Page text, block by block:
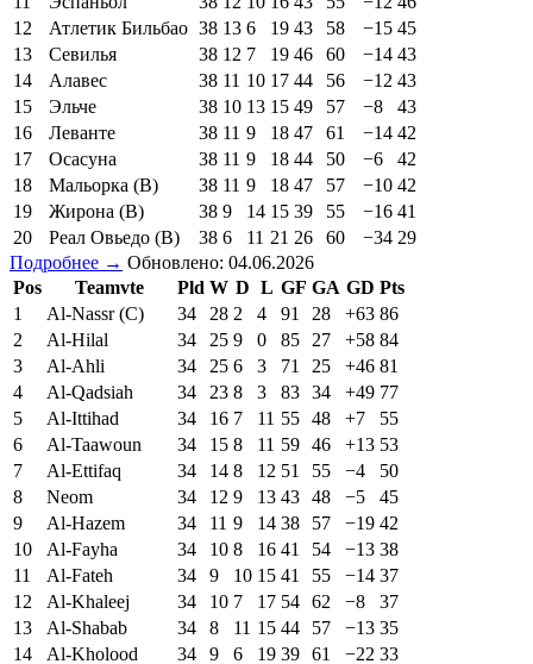
12
Атлетик Бильбао 38 13 6 19 43 58 −15 45
13
Севилья 38 12 7 19 46 60 −14 43
14
Алавес 38 11 10 17 44 56 −12 43
15
Эльче 38 10 13 15 49 57 −8
43
16
Леванте 38 11 9 18 47 61 −14 42
17
Осасуна 38 11 9 18 44 50 −6
42
18
Мальорка (В) 38 11 9 18 47 57 −10 42
19
Жирона (В) 38 9 14 15 39 55 −16 41
20
Реал Овьедо (В) 38 6 11 21 26 60 −34 29
Подробнее → Обновлено: 04.06.2026
Pos
Teamvte Pld W D L GF GA GD Pts
1
Al-Nassr (C) 34 28 2 4 91 28 +63 86
2
Al-Hilal 34 25 9 0 85 27 +58 84
3
Al-Ahli 34 25 6 3 71 25 +46 81
4
Al-Qadsiah 34 23 8 3 83 34 +49 77
5
Al-Ittihad 34 16 7 11 55 48 +7
55
6
Al-Taawoun 34 15 8 11 59 46 +13 53
7
Al-Ettifaq 34 14 8 12 51 55 −4
50
8
Neom 34 12 9 13 43 48 −5
45
9
Al-Hazem 34 11 9 14 38 57 −19 42
10
Al-Fayha 34 10 8 16 41 54 −13 38
11
Al-Fateh 34 9 10 15 41 55 −14 37
12
Al-Khaleej 34 10 7 17 54 62 −8
37
13
Al-Shabab 34 8 11 15 44 57 −13 35
14
Al-Kholood 34 9 6 19 39 61 −22 33